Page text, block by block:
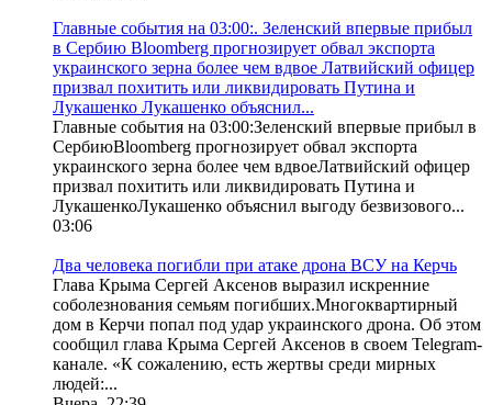
Главные события на 03:00:. Зеленский впервые прибыл
в Сербию Bloomberg прогнозирует обвал экспорта
украинского зерна более чем вдвое Латвийский офицер
призвал похитить или ликвидировать Путина и
Лукашенко Лукашенко объяснил...
Главные события на 03:00:Зеленский впервые прибыл в
СербиюBloomberg прогнозирует обвал экспорта
украинского зерна более чем вдвоеЛатвийский офицер
призвал похитить или ликвидировать Путина и
ЛукашенкоЛукашенко объяснил выгоду безвизового...
03:06
Два человека погибли при атаке дрона ВСУ на Керчь
Глава Крыма Сергей Аксенов выразил искренние
соболезнования семьям погибших.Многоквартирный
дом в Керчи попал под удар украинского дрона. Об этом
сообщил глава Крыма Сергей Аксенов в своем Telegram-
канале. «К сожалению, есть жертвы среди мирных
людей:...